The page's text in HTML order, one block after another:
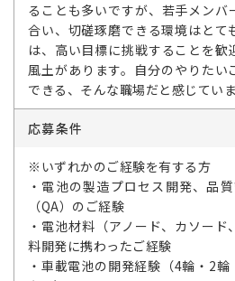
ることも多いですが、若手メンバ
合い、切磋琢磨できる環境はとて
は、高い目標に挑戦することを歓
風土があります。自分のやりたい
できる、そんな職場だと感じていま
応募条件
※いずれかのご経験を有する方
・電池の製造プロセス開発、品
（QA）のご経験
・電池材料（アノード、カソー
料開発に携わったご経験
・車載電池の開発経験（4輪・2